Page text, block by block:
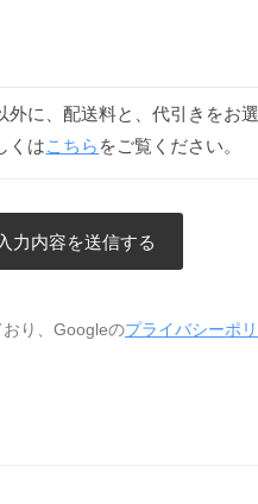
に、配送料と、代引きをお
くはこちら をご覧ください。
り、Googleのプライバシーポ